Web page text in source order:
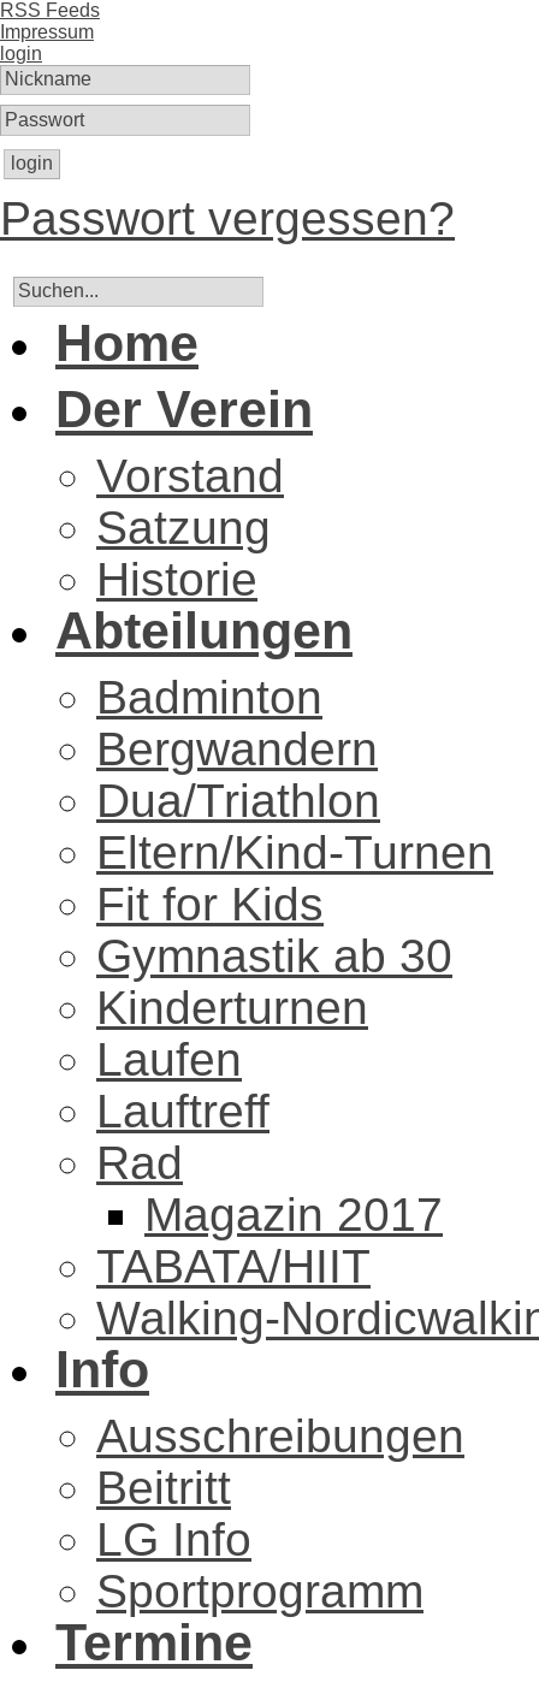
RSS Feeds
Impressum
login
login
Passwort vergessen?
Home
Der Verein
Vorstand
Satzung
Historie
Abteilungen
Badminton
Bergwandern
Dua/Triathlon
Eltern/Kind-Turnen
Fit for Kids
Gymnastik ab 30
Kinderturnen
Laufen
Lauftreff
Rad
Magazin 2017
TABATA/HIIT
Walking-
Info
Ausschreibungen
Beitritt
LG Info
Sportprogramm
Termine